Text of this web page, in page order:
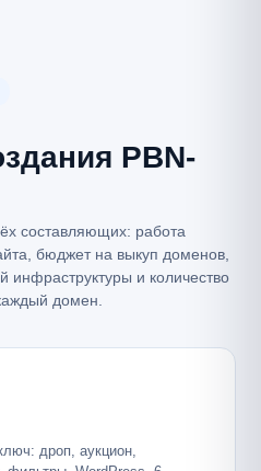
PBN-
составляющих: работа
бюджет на выкуп доменов,
инфраструктуры и количество
домен.
дроп, аукцион,